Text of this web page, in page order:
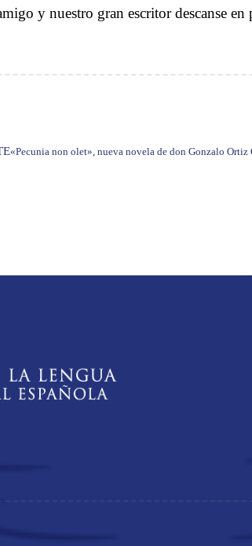
y nuestro gran escritor descanse en
«Pecunia non olet», nueva novela de don Gonzalo Ortiz